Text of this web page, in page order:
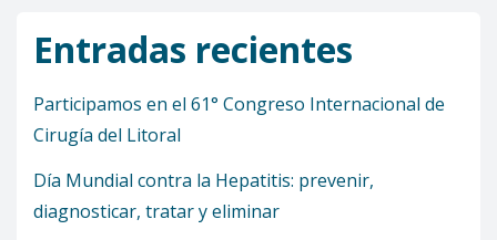
Entradas recientes
Participamos en el 61° Congreso Internacional de
Cirugía del Litoral
Día Mundial contra la Hepatitis: prevenir,
diagnosticar, tratar y eliminar